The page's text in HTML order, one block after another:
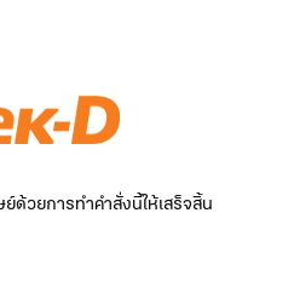
ด้วยการทำคำสั่งนี้ให้เสร็จสิ้น